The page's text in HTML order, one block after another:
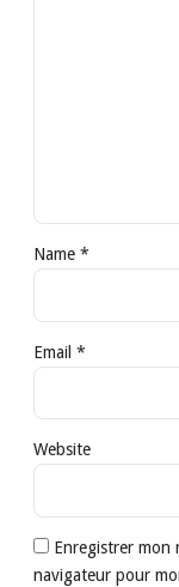
Name *
Email *
Website
Enregistrer mon
navigateur pour